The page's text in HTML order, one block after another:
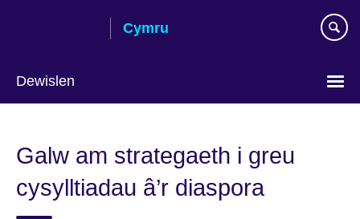
Cymru
Dewislen
language
Galw am strategaeth i greu
cysylltiadau â’r diaspora